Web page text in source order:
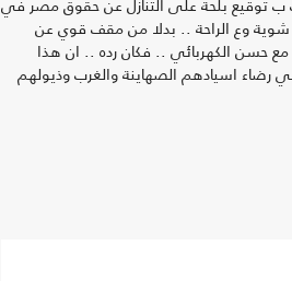
ب توقيع بلحة على التنازل عن حقوق مصر في
شوية وع الراحة .. بدلا من مقف قوي عن
حسن الكهربائي .. فكان رده .. ان هذا
اسيادهم الصهاينة والغرب وذيولهم